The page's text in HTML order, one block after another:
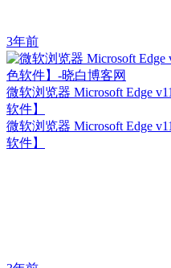
3年前
微软浏览器 Microsoft Edge
软件】
微软浏览器 Microsoft Edge
软件】